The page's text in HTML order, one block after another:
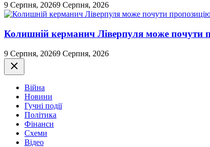
9 Серпня, 20269 Серпня, 2026
Колишній керманич Ліверпуля може почути
9 Серпня, 20269 Серпня, 2026
Закрити
Війна
Новини
Гучні події
Політика
Фінанси
Схеми
Відео